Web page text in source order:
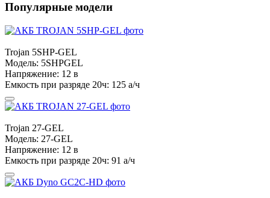
Популярные модели
Trojan 5SHP-GEL
Модель: 5SHPGEL
Напряжение: 12 в
Емкость при разряде 20ч: 125 а/ч
Trojan 27-GEL
Модель: 27-GEL
Напряжение: 12 в
Емкость при разряде 20ч: 91 а/ч